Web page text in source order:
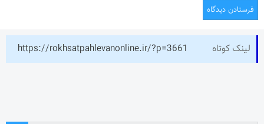
لینک کوتاه https://rokhsatpahlevanonline.ir/?p=3661